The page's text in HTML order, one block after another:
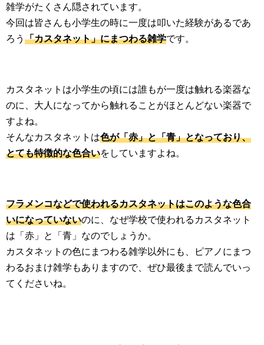
雑学がたくさん隠されています。
今回は皆さんも小学生の時に一度は叩いた経験があるであ
ろう 「カスタネット」にまつわる雑学です。
カスタネットは小学生の頃には誰もが一度は触れる楽器な
のに、大人になってから触れることがほとんどない楽器で
すよね。
そんなカスタネットは色が「赤」と「青」となっており、
とても特徴的な色合いをしていますよね。
フラメンコなどで使われるカスタネットはこのような色合
いになっていないのに、なぜ学校で使われるカスタネット
は「赤」と「青」なのでしょうか。
カスタネットの色にまつわる雑学以外にも、ピアノにまつ
わるおまけ雑学もありますので、ぜひ最後まで読んでいっ
てくださいね。